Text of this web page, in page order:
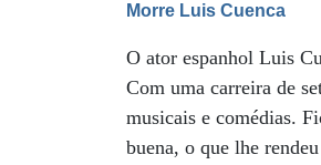
Morre Luis Cuenca
O ator espanhol Luis
Com uma carreira de
musicais e comédias.
buena, o que lhe